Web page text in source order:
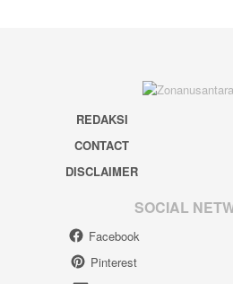
REDAKSI
CONTACT
DISCLAIMER
SOCIAL
Facebook
Pinterest